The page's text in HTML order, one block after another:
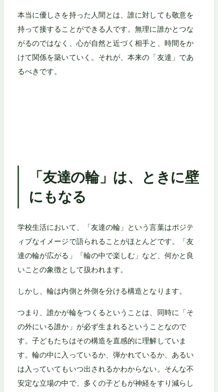
本当に優しさを持った人間とは、誰に対しても敬意を
持って接することができる人です。無理に誰かとつな
がるのではなく、心が自然と近づく相手と、時間をか
けて関係を築いていく。それが、本来の「友達」であ
るべきです。
「友達の輪」は、ときに壁
にもなる
学校生活において、「友達の輪」という言葉はポジテ
ィブなイメージで語られることがほとんどです。「友
達の輪が広がる」「輪の中で楽しむ」など、何かと良
いことの象徴として扱われます。
しかし、輪は内側と外側を分ける構造となります。
つまり、誰かが輪をつくるということは、同時に「そ
の外にいる誰か」が必ず生まれるということなので
す。子どもたちはその構造を直感的に理解していま
す。輪の中に入っているか、弾かれているか、あるい
は入っていてもいつ出されるかわからない。そんな不
安定な立場の中で、多くの子どもが神経をすり減らし